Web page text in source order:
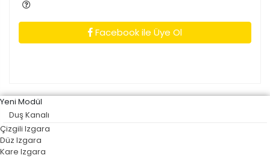
Facebook ile Üye Ol
Yeni Modül
Duş Kanalı
Çizgili Izgara
Düz Izgara
Kare Izgara